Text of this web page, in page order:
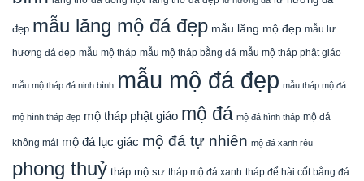
đẹp mẫu lăng mộ đá đẹp mẫu lăng mộ đẹp mẫu lư
hương đá đẹp mẫu mộ tháp mẫu mộ tháp bằng đá mẫu mộ tháp phật giáo
mẫu mộ tháp đá ninh bình mẫu mộ đá đẹp mẫu tháp mộ đá
mộ hình tháp đẹp mộ tháp phật giáo mộ đá mộ đá hình tháp mộ đá
không mái mộ đá lục giác mộ đá tự nhiên mộ đá xanh rêu
phong thuỷ tháp mộ sư tháp mộ đá xanh tháp để hài cốt bằng đá